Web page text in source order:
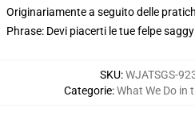
Originariamente a seguito delle
Phrase: Devi piacerti le tue felpe
SKU:WJATSGS-
Categorie:What We Do in